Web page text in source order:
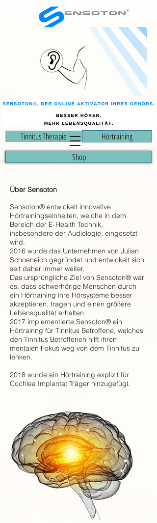
Über Sensoton
Sensoton® entwickelt innovative
Hörtrainingseinheiten, welche in dem
Bereich der E-Health Technik,
insbesondere der Audiologie, eingesetzt
wird.
2016 wurde das Unternehmen von Julian
Schoeneich gegründet und entwickelt sich
seit daher immer weiter.
Das ursprüngliche Ziel von Sensoton® war
es, dass schwerhörige Menschen durch
ein Hörtraining ihre Hörsysteme besser
akzeptieren, tragen und einen größere
Lebensqualität erhalten.
2017 implementierte Sensoton® ein
Hörtrainng für Tinnitus Betroffene, welches
den Tinnitus Betroffenen hilft ihren
mentalen Fokus weg von dem Tinnitus zu
lenken.
2018 wurde ein Hörtraining explizit für
Cochlea Implantat Träger hinzugefügt.
Hörtraining
Tinnitus Therapie
Shop